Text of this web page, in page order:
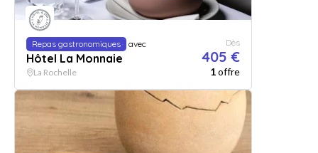
Repas gastronomiques avec
Hôtel La Monnaie
Dès
405 €
La Rochelle 1offre